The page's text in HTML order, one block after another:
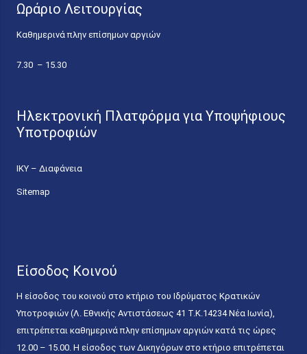
Ωράριο Λειτουργίας
Καθημερινά πλην επίσημων αργιών
7.30 – 15.30
Ηλεκτρονική Πλατφόρμα για Υποψήφιους
Υποτροφιών
ΙΚΥ – Διαφάνεια
Sitemap
Είσοδος Κοινού
Η είσοδος του κοινού στο κτήριο του Ιδρύματος Κρατικών
Υποτροφιών (Λ. Εθνικής Αντιστάσεως 41 T.K.14234 Νέα Ιωνία),
επιτρέπεται καθημερινά πλην επίσημων αργιών κατά τις ώρες
12.00 – 15.00. Η είσοδος των Δικηγόρων στο κτήριο επιτρέπεται